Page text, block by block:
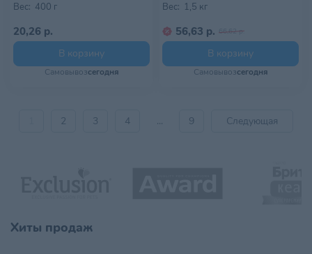
Вес: 400 г
20,26 р.
В корзину
Самовывозсегодня
Вес: 1,5 кг
56,63 р. 66,62 р.
В корзину
Самовывозсегодня
2 3 4 ... 9 Следующая
Хиты продаж